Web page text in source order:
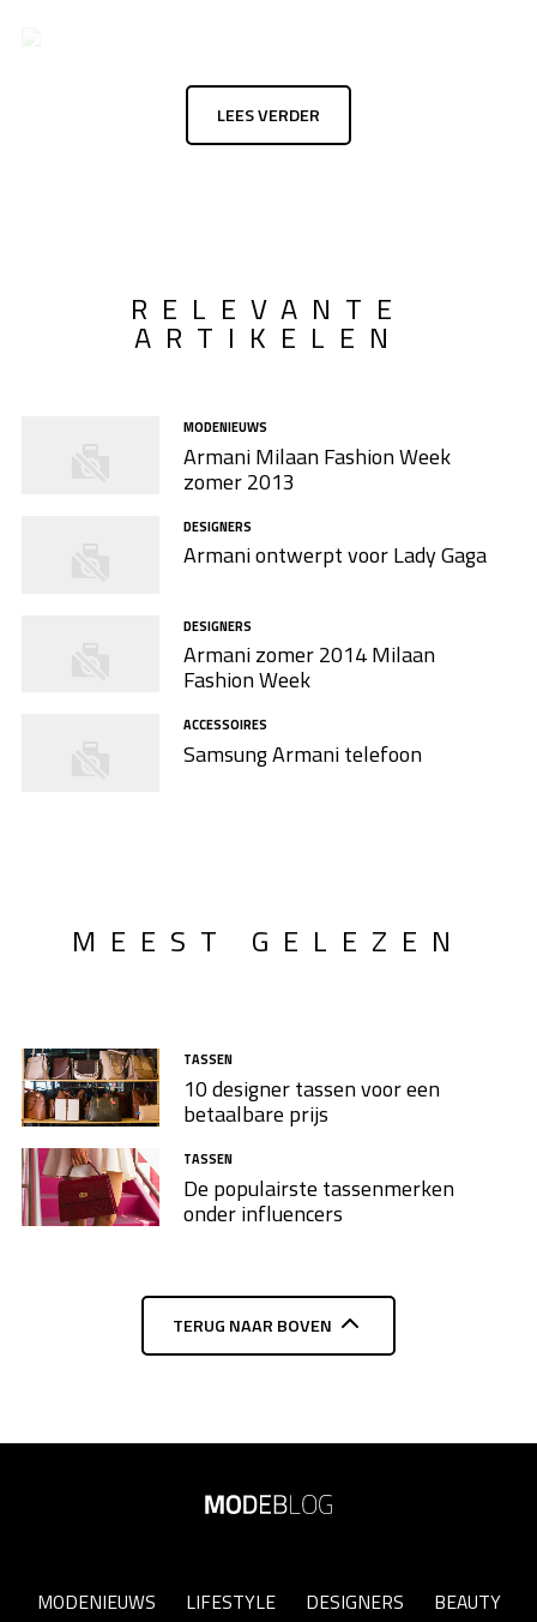
LEES VERDER
RELEVANTE
ARTIKELEN
MODENIEUWS
Armani Milaan Fashion Week
zomer 2013
DESIGNERS
Armani ontwerpt voor Lady Gaga
DESIGNERS
Armani zomer 2014 Milaan
Fashion Week
ACCESSOIRES
Samsung Armani telefoon
MEEST GELEZEN
TASSEN
10 designer tassen voor een
betaalbare prijs
TASSEN
De populairste tassenmerken
onder influencers
TERUG NAAR BOVEN
MODENIEUWS LIFESTYLE DESIGNERS BEAUTY